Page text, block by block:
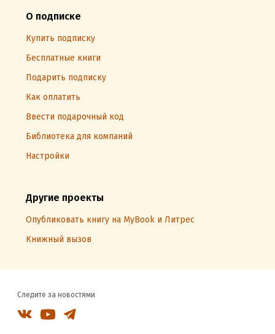
О подписке
Купить подписку
Бесплатные книги
Подарить подписку
Как оплатить
Ввести подарочный код
Библиотека для компаний
Настройки
Другие проекты
Опубликовать книгу на MyBook и Литрес
Книжный вызов
Следите за новостями